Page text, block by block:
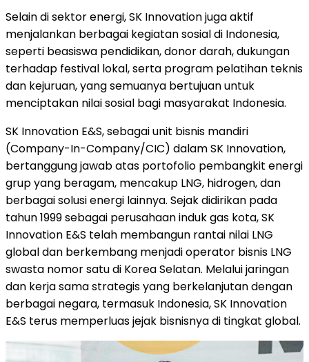
Selain di sektor energi, SK Innovation juga aktif
menjalankan berbagai kegiatan sosial di Indonesia,
seperti beasiswa pendidikan, donor darah, dukungan
terhadap festival lokal, serta program pelatihan teknis
dan kejuruan, yang semuanya bertujuan untuk
menciptakan nilai sosial bagi masyarakat Indonesia.
SK Innovation E&S, sebagai unit bisnis mandiri
(Company-In-Company/CIC) dalam SK Innovation,
bertanggung jawab atas portofolio pembangkit energi
grup yang beragam, mencakup LNG, hidrogen, dan
berbagai solusi energi lainnya. Sejak didirikan pada
tahun 1999 sebagai perusahaan induk gas kota, SK
Innovation E&S telah membangun rantai nilai LNG
global dan berkembang menjadi operator bisnis LNG
swasta nomor satu di Korea Selatan. Melalui jaringan
dan kerja sama strategis yang berkelanjutan dengan
berbagai negara, termasuk Indonesia, SK Innovation
E&S terus memperluas jejak bisnisnya di tingkat global.